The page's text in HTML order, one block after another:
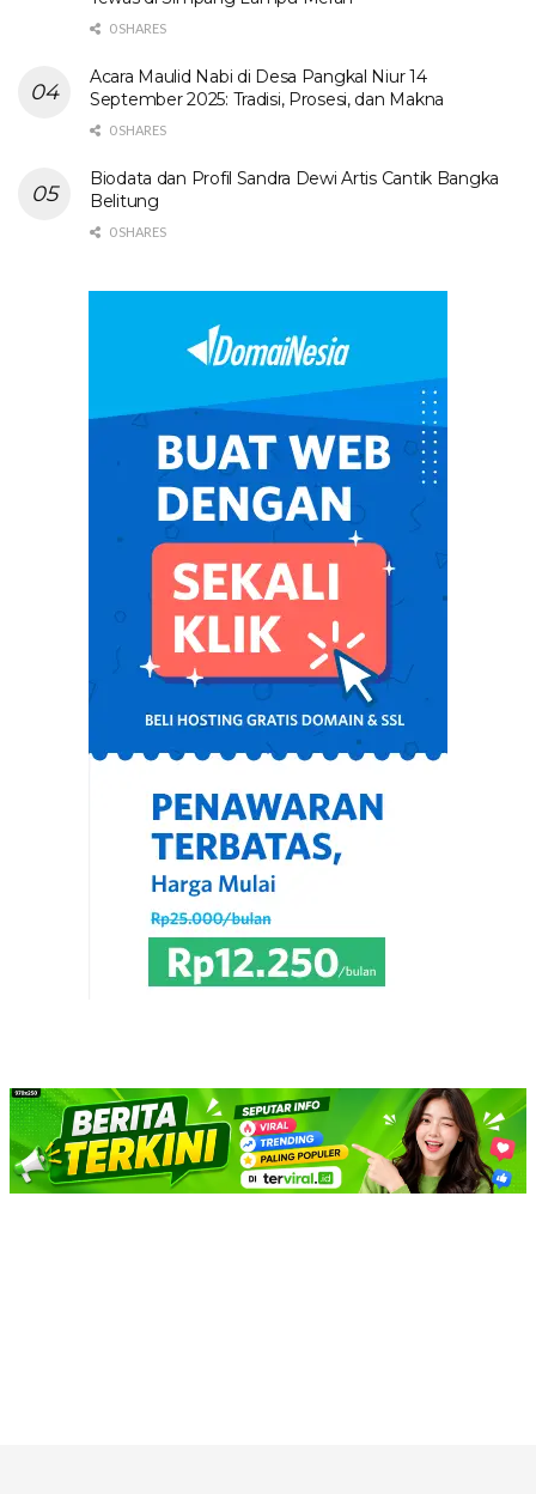
0 SHARES
Acara Maulid Nabi di Desa Pangkal Niur 14
September 2025: Tradisi, Prosesi, dan Makna
0 SHARES
Biodata dan Profil Sandra Dewi Artis Cantik Bangka
Belitung
0 SHARES